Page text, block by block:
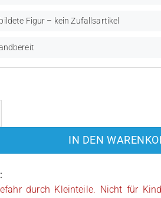
Figur – kein Zufallsartikel
IN DEN
durch Kleinteile. Nicht für